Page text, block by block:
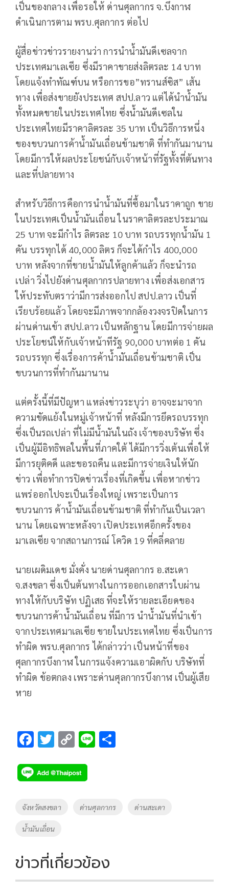
เป็นของกลาง เพื่อรอให้ ด่านศุลกากร จ.บึงกาฬ
ดำเนินการตาม พรบ.ศุลกากร ต่อไป
ผู้สื่อข่าวข่าวรายงานว่า การนำน้ำมันดีเซลจาก
ประเทศมาเลเซีย ซึ่งมีราคาขายส่งลิตรละ 14 บาท
โดยแจ้งทำทัณฑ์บน หรือการขอ”ทรานส์ซิส” เส้น
ทาง เพื่อส่งขายยังประเทศ สปป.ลาว แต่ได้นำน้ำมัน
ทั้งหมดขายในประเทศไทย ซึ่งน้ำมันดีเซลใน
ประเทศไทยมีราคาลิตรละ 35 บาท เป็นวิธีการหนึ่ง
ของขบวนการค้าน้ำมันเถื่อนข้ามชาติ ที่ทำกันมานาน
โดยมีการให้ผลประโยชน์กับเจ้าหน้าที่รัฐทั้งที่ต้นทาง
และที่ปลายทาง
สำหรับวิธีการคือการนำน้ำมันที่ซื้อมาในราคาถูก ขาย
ในประเทศเป็นน้ำมันเถื่อน ในราคาลิตรละประมาณ
25 บาท จะมีกำไร ลิตรละ 10 บาท รถบรรทุกน้ำมัน 1
คัน บรรทุกได้ 40,000 ลิตร ก็จะได้กำไร 400,000
บาท หลังจากที่ขายน้ำมันให้ลูกค้าแล้ว ก็จะนำรถ
เปล่า วิ่งไปยังด่านศุลกากรปลายทาง เพื่อส่งเอกสาร
ให้ประทับตราว่ามีการส่งออกไป สปป.ลาว เป็นที่
เรียบร้อยแล้ว โดยจะมีภาพจากกล้องวงจรปิดในการ
ผ่านด่านเข้า สปป.ลาว เป็นหลักฐาน โดยมีการจ่ายผล
ประโยชน์ให้กับเจ้าหน้าทีรัฐ 90,000 บาทต่อ 1 คัน
รถบรรทุก ซึ่งเรื่องการค้าน้ำมันเถื่อนข้ามชาติ เป็น
ขบวนการที่ทำกันมานาน
แต่ครั้งนี้ที่มีปัญหา แหล่งข่าวระบุว่า อาจจะมาจาก
ความขัดแย้งในหมู่เจ้าหน้าที่ หลังมีการยึดรถบรรทุก
ซึ่งเป็นรถเปล่า ที่ไม่มีน้ำมันในถัง เจ้าของบริษัท ซึ่ง
เป็นผู้มีอิทธิพลในพื้นที่ภาคใต้ ได้มีการวิ่งเต้นเพื่อให้
มีการยุติคดี และขอรถคืน และมีการจ่ายเงินให้นัก
ข่าว เพื่อทำการปิดข่าวเรื่องที่เกิดขึ้น เพื่อหากข่าว
แพร่ออกไปจะเป็นเรื่องใหญ่ เพราะเป็นการ
ขบวนการ ค้าน้ำมันเถื่อนข้ามชาติ ที่ทำกันเป็นเวลา
นาน โดยเฉพาะหลังจา เปิดประเทศอีกครั้งของ
มาเลเซีย จากสถานการณ์ โควิด 19 ที่คลี่คลาย
นายเผดิมเดช มั่งคั่ง นายด่านศุลกากร อ.สะเดา
จ.สงขลา ซึ่งเป็นต้นทางในการออกเอกสารใบผ่าน
ทางให้กับบริษัท ปฏิเสธ ที่จะให้รายละเอียดของ
ขบวนการค้าน้ำมันเถื่อน ที่มีการ นำน้ำมันที่นำเข้า
จากประเทศมาเลเซีย ขายในประเทศไทย ซึ่งเป็นการ
ทำผิด พรบ.ศุลกากร ได้กล่าวว่า เป็นหน้าที่ของ
ศุลกากรบึงกาฬ ในการแจ้งความเอาผิดกับ บริษัทที่
ทำผิด ข้อตกลง เพราะด่านศุลกากรบึงกาฬ เป็นผู้เสีย
หาย
F
e
b
o
o
k
T
tt
er
C
p
y
Li
Li
Tags
จังหวัดสงขลา ด่านศุลกากร ด่านสะเดา
น้ำมันเถื่อน
ข่าวที่เกี่ยวข้อง